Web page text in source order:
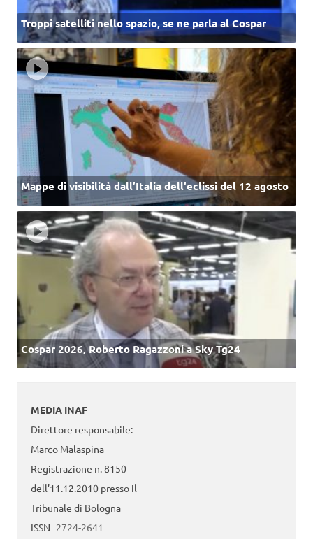
Troppi satelliti nello spazio, se ne parla al Cospar
Mappe di visibilità dall’Italia dell'eclissi del 12 agosto
Cospar 2026, Roberto Ragazzoni a Sky Tg24
MEDIA INAF
Direttore responsabile:
Marco Malaspina
Registrazione n. 8150
dell’11.12.2010 presso il
Tribunale di Bologna
ISSN 2724-2641